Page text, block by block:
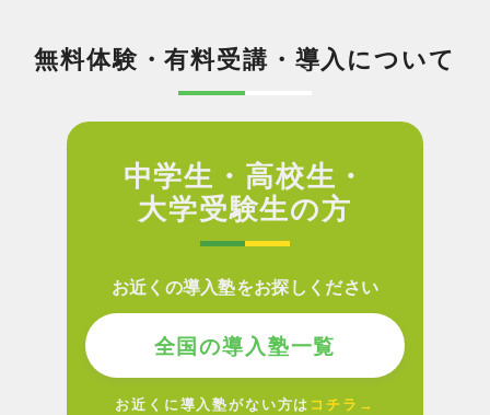
無料体験・有料受講・導入について
中学生・高校生・
大学受験生の方
お近くの導入塾をお探しください
全国の導入塾一覧
お近くに導入塾がない方は コチラ→